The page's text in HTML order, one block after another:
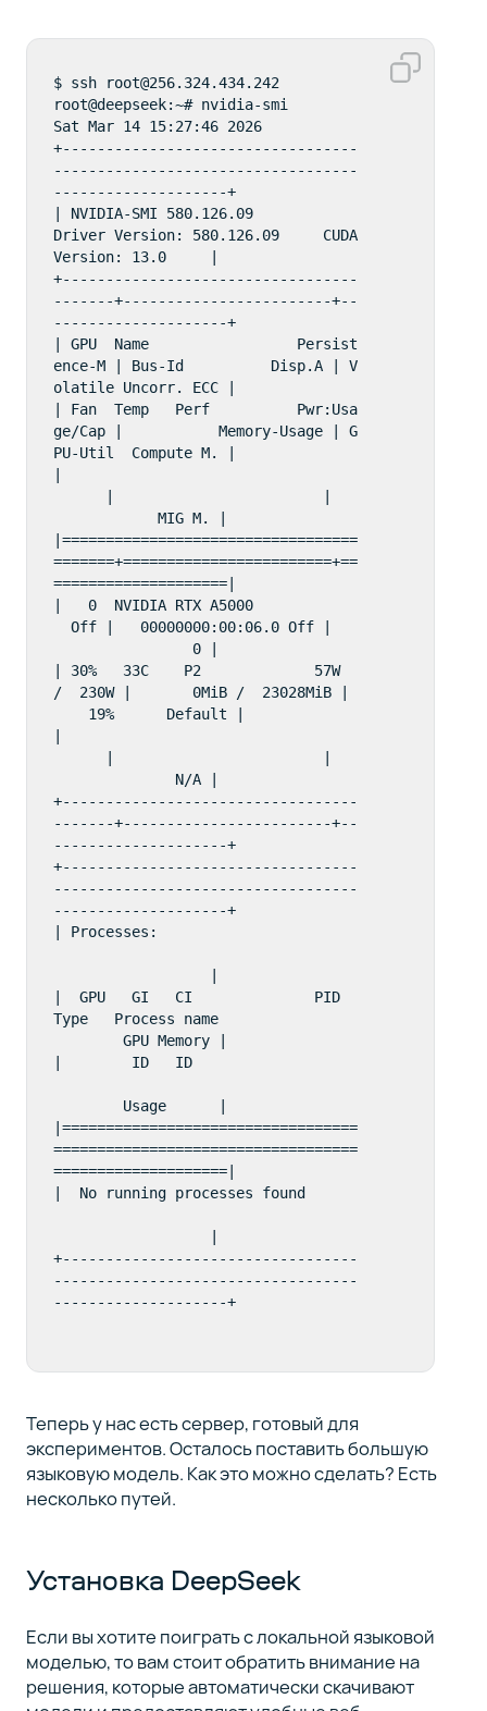
$ ssh root@256.324.434.242
root@deepseek:~# nvidia-smi
Sat Mar 14 15:27:46 2026
+----------------------------------
-----------------------------------
--------------------+
| NVIDIA-SMI 580.126.09
Driver Version: 580.126.09     CUDA
Version: 13.0     |
+----------------------------------
-------+------------------------+--
--------------------+
| GPU  Name                 Persist
ence-M | Bus-Id          Disp.A | V
olatile Uncorr. ECC |
| Fan  Temp   Perf          Pwr:Usa
ge/Cap |           Memory-Usage | G
PU-Util  Compute M. |
|
|                        |
MIG M. |
|==================================
=======+========================+==
====================|
|   0  NVIDIA RTX A5000
Off |   00000000:00:06.0 Off |
0 |
| 30%   33C    P2             57W
/  230W |       0MiB /  23028MiB |
19%      Default |
|
|                        |
N/A |
+----------------------------------
-------+------------------------+--
--------------------+
+----------------------------------
-----------------------------------
--------------------+
| Processes:
|
|  GPU   GI   CI              PID
Type   Process name
GPU Memory |
|        ID   ID
Usage      |
|==================================
===================================
====================|
|  No running processes found
|
+----------------------------------
-----------------------------------
--------------------+
Теперь у нас есть сервер, готовый для
экспериментов. Осталось поставить большую
языковую модель. Как это можно сделать? Есть
несколько путей.
Установка DeepSeek
Если вы хотите поиграть с локальной языковой
моделью, то вам стоит обратить внимание на
решения, которые автоматически скачивают